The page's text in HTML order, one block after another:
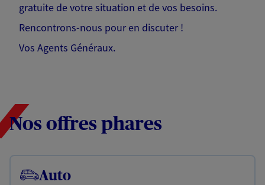
gratuite de votre situation et de vos besoins.
Rencontrons-nous pour en discuter !
Vos Agents Généraux.
Nos offres phares
Auto